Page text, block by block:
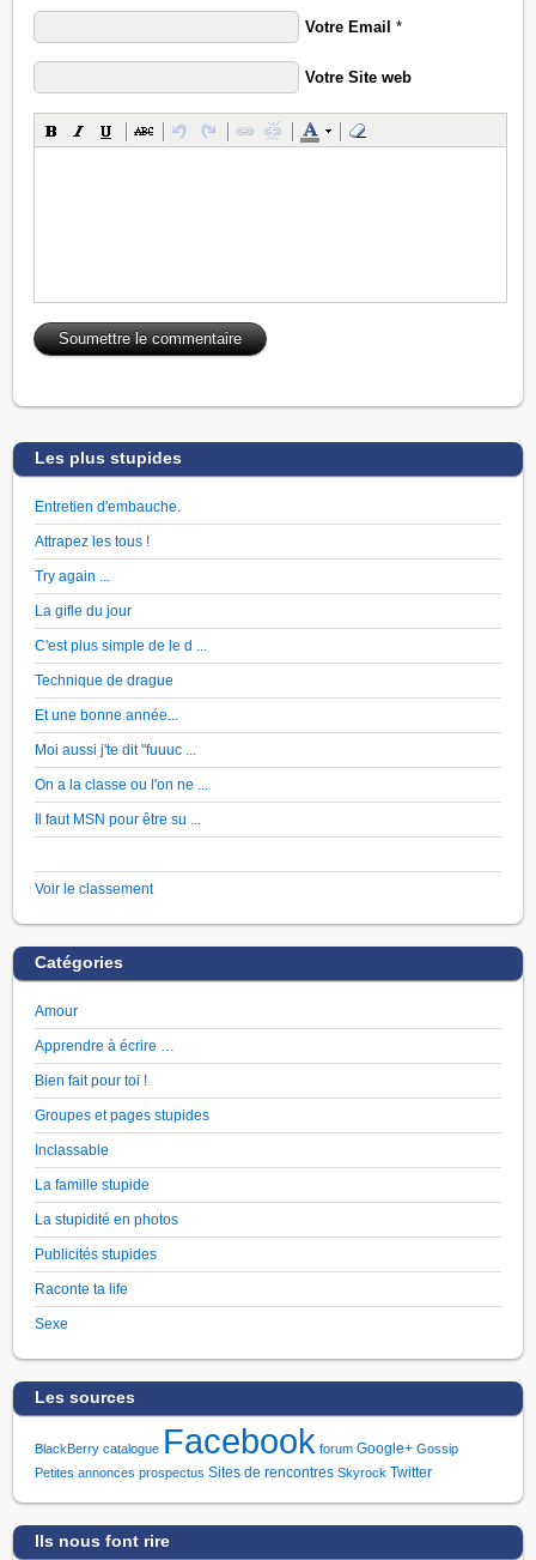
Votre Email *
Votre Site web
Les plus stupides
Entretien d'embauche.
Attrapez les tous !
Try again ...
La gifle du jour
C'est plus simple de le d ...
Technique de drague
Et une bonne année...
Moi aussi j'te dit "fuuuc ...
On a la classe ou l'on ne ...
Il faut MSN pour être su ...
Voir le classement
Catégories
Amour
Apprendre à écrire …
Bien fait pour toi !
Groupes et pages stupides
Inclassable
La famille stupide
La stupidité en photos
Publicités stupides
Raconte ta life
Sexe
Les sources
BlackBerry catalogue Facebook forum Google+ Gossip
Petites annonces prospectus Sites de rencontres Skyrock Twitter
Ils nous font rire